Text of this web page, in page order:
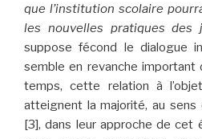
que l’institution scolaire
les nouvelles pratiques des
suppose fécond le dialogue
semble en revanche important
temps, cette relation à
atteignent la majorité, au sens
[3], dans leur approche de cet